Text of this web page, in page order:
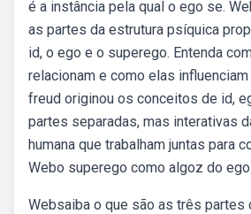
é a instância pela qual o ego se.
as partes da estrutura psíquica
id, o ego e o superego. Entenda
relacionam e como elas
freud originou os conceitos de id,
partes separadas, mas interativas
humana que trabalham juntas para
Webo superego como algoz do ego.
Websaiba o que são as três partes